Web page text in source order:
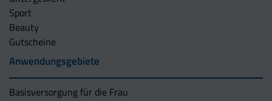
Sport
Beauty
Gutscheine
Anwendungsgebiete
Basisversorgung für die Frau